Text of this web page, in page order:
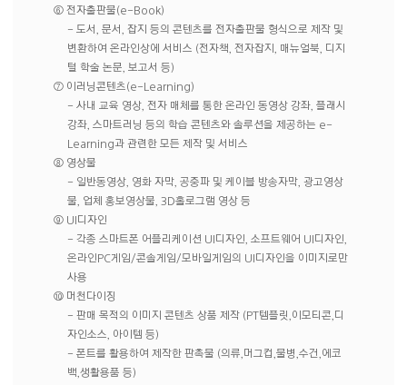
⑥ 전자출판물(e-Book)
- 도서, 문서, 잡지 등의 콘텐츠를 전자출판물 형식으로 제작 및
변환하여 온라인상에 서비스 (전자책, 전자잡지, 매뉴얼북, 디지
털 학술 논문, 보고서 등)
⑦ 이러닝콘텐츠(e-Learning)
- 사내 교육 영상, 전자 매체를 통한 온라인 동영상 강좌, 플래시
강좌, 스마트러닝 등의 학습 콘텐츠와 솔루션을 제공하는 e-
Learning과 관련한 모든 제작 및 서비스
⑧ 영상물
- 일반동영상, 영화 자막, 공중파 및 케이블 방송자막, 광고영상
물, 업체 홍보영상물, 3D홀로그램 영상 등
⑨ UI디자인
- 각종 스마트폰 어플리케이션 UI디자인, 소프트웨어 UI디자인,
온라인PC게임/콘솔게임/모바일게임의 UI디자인을 이미지로만
사용
⑩ 머천다이징
- 판매 목적의 이미지 콘텐츠 상품 제작 (PT템플릿,이모티콘,디
자인소스, 아이템 등)
- 폰트를 활용하여 제작한 판촉물 (의류,머그컵,물병,수건,에코
백,생활용품 등)